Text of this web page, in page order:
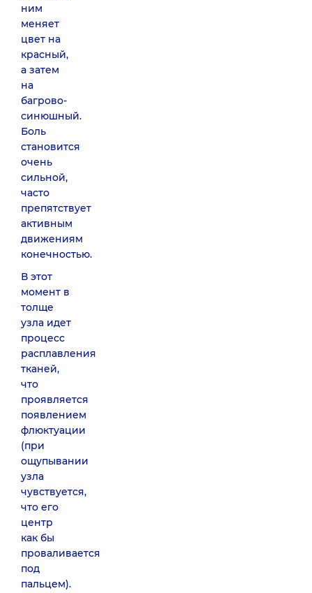
ним
меняет
цвет на
красный,
а затем
на
багрово-
синюшный.
Боль
становится
очень
сильной,
часто
препятствует
активным
движениям
конечностью.
В этот
момент в
толще
узла идет
процесс
расплавления
тканей,
что
проявляется
появлением
флюктуации
(при
ощупывании
узла
чувствуется,
что его
центр
как бы
проваливается
под
пальцем).